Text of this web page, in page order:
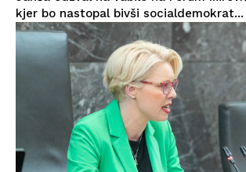
kjer bo nastopal bivši socialdemokrat...